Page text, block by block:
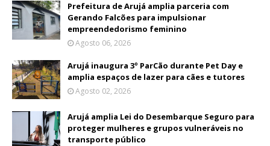
Prefeitura de Arujá amplia parceria com
Gerando Falcões para impulsionar
empreendedorismo feminino
Agosto 06, 2026
Arujá inaugura 3º ParCão durante Pet Day e
amplia espaços de lazer para cães e tutores
Agosto 02, 2026
Arujá amplia Lei do Desembarque Seguro para
proteger mulheres e grupos vulneráveis no
transporte público